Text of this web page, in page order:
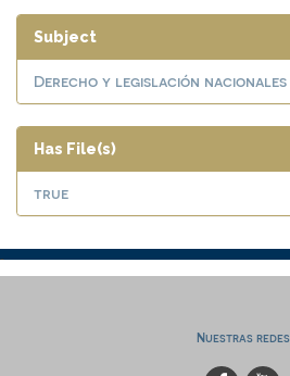
Subject
Derecho y legislación nacionales
Has File(s)
true
Nuestras redes